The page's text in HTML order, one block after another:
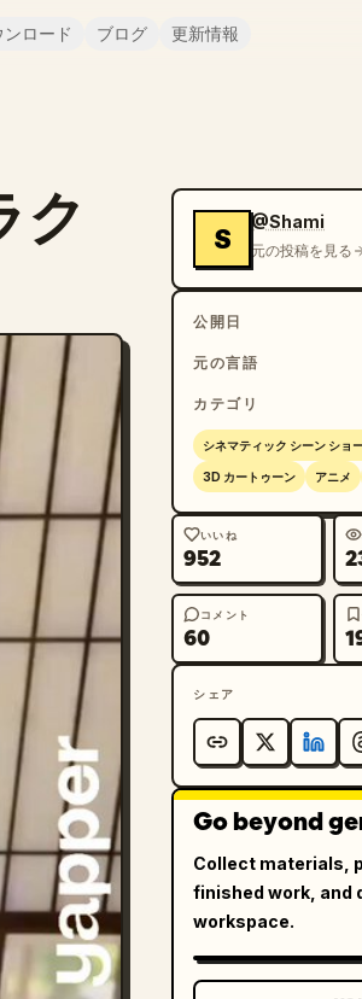
ンロード ブログ 更新情報
ク S
@Shami
元の投稿を見る
公開日
元の言語
カテゴリ
シネマティック シーン ショ
3D カートゥーン アニメ
いいね
952
コメント
60
シェア
Go beyond
Collect materials,
finished work, and
workspace.